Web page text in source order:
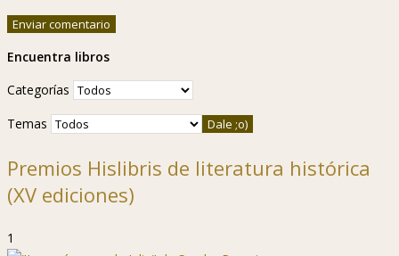
Encuentra libros
Categorías
Temas
Premios Hislibris de literatura histórica
(XV ediciones)
1